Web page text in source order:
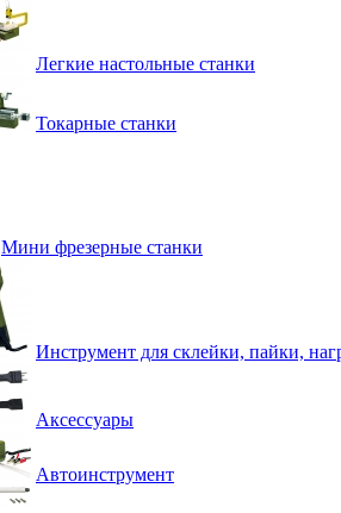
Легкие настольные станки
Токарные станки
Мини фрезерные станки
Инструмент для склейки, пайки,
Аксессуары
Автоинструмент